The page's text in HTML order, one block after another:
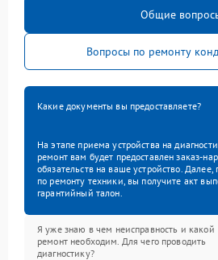
Общие
Вопросы по ремонту
Какие документы вы предоставляете?
На этапе приема устройства на
ремонт вам будет предоставлен заказ-
обязательств на ваше устройство.
по ремонту техники, вы получите акт
гарантийный талон.
Я уже знаю в чем неисправность и какой
ремонт необходим. Для чего проводить
диагностику?